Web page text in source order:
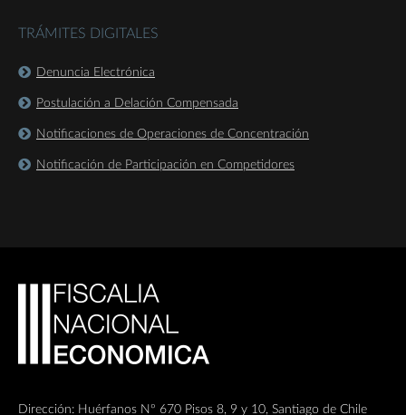
TRÁMITES DIGITALES
Denuncia Electrónica
Postulación a Delación Compensada
Notificaciones de Operaciones de Concentración
Notificación de Participación en Competidores
Dirección: Huérfanos Nº 670 Pisos 8, 9 y 10, Santiago de Chile